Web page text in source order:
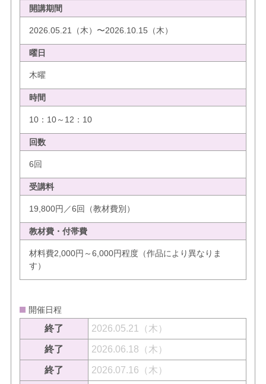
開講期間
2026.05.21（木）〜2026.10.15（木）
曜日
木曜
時間
10：10～12：10
回数
6回
受講料
19,800円／6回（教材費別）
教材費・付帯費
材料費2,000円～6,000円程度（作品により異なりま
す）
開催日程
終了 2026.05.21（木）
終了 2026.06.18（木）
終了 2026.07.16（木）